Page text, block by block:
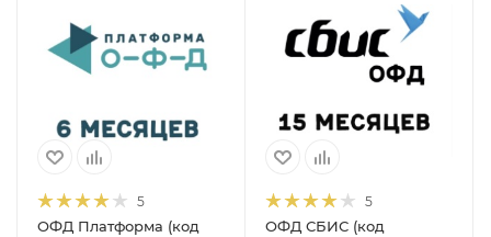
5
ОФД Платформа (код
5
ОФД СБИС (код